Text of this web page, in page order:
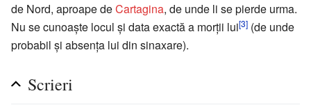
de Nord, aproape deCartagina, de unde li se pierde urma.
Nu se cunoaște locul și data exactă a morții lui[3] (de unde
probabil și absența lui din sinaxare).
Scrieri